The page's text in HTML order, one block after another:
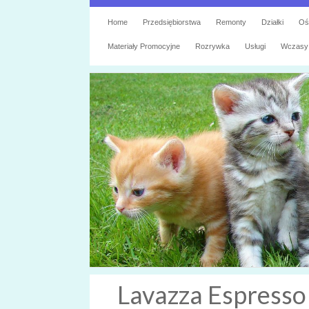
Home Przedsiębiorstwa Remonty Działki
Materiały Promocyjne Rozrywka Usługi Wczasy
Lavazza